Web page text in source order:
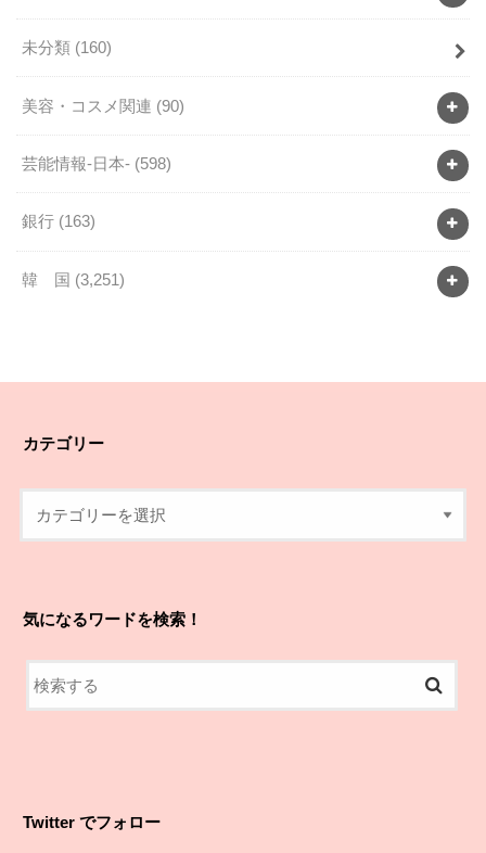
未分類 (160)
美容・コスメ関連 (90)
芸能情報-日本- (598)
銀行 (163)
韓 国 (3,251)
カテゴリー
気になるワードを検索！
Twitter でフォロー